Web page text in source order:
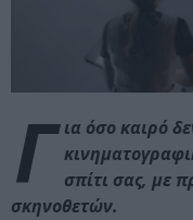
Γ ια όσο καιρό
σπίτι σας, με
σκηνοθετών.